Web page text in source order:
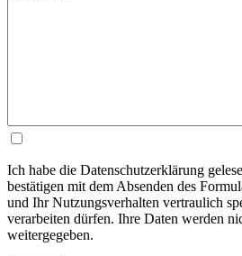
Ich habe die Datenschutzerklärung
bestätigen mit dem Absenden des
und Ihr Nutzungsverhalten vertraulich
verarbeiten dürfen. Ihre Daten werden
weitergegeben.